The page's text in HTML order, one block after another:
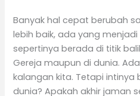
Banyak hal cepat berubah
lebih baik, ada yang menjadi
sepertinya berada di titik
Gereja maupun di dunia.
kalangan kita. Tetapi intinya
dunia? Apakah akhir jaman